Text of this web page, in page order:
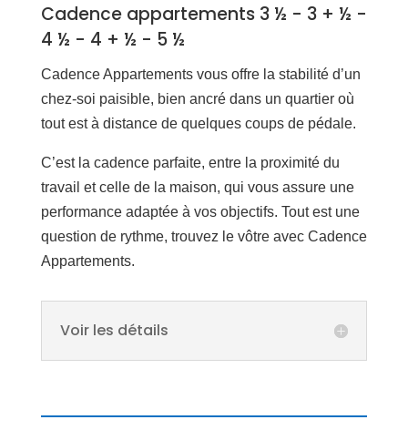
Cadence appartements 3 ½ - 3 + ½ -
4 ½ - 4 + ½ - 5 ½
Cadence Appartements vous offre la stabilité d’un
chez-soi paisible, bien ancré dans un quartier où
tout est à distance de quelques coups de pédale.
C’est la cadence parfaite, entre la proximité du
travail et celle de la maison, qui vous assure une
performance adaptée à vos objectifs. Tout est une
question de rythme, trouvez le vôtre avec Cadence
Appartements.
Voir les détails